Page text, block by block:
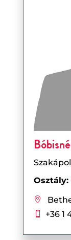
Osztály:

 +36 1